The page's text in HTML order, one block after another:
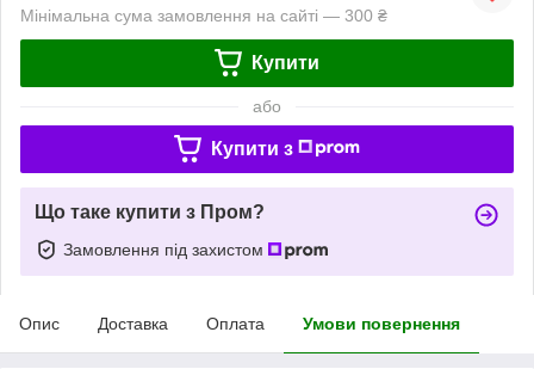
Мінімальна сума замовлення на сайті — 300 ₴
Купити
або
Купити з
Що таке купити з Пром?
Замовлення під захистом
Опис Доставка Оплата Умови повернення